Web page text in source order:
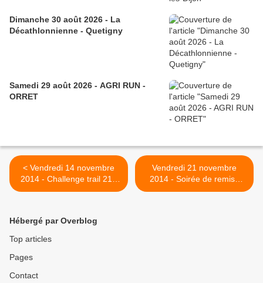
Dimanche 30 août 2026 - La
Décathlonnienne - Quetigny
Samedi 29 août 2026 - AGRI RUN -
ORRET
< Vendredi 14 novembre
2014 - Challenge trail 21 -
soirée de remise de
Vendredi 21 novembre
2014 - Soirée de remise
des prix du Challenge de
Hébergé par Overblog
Top articles
Pages
Contact